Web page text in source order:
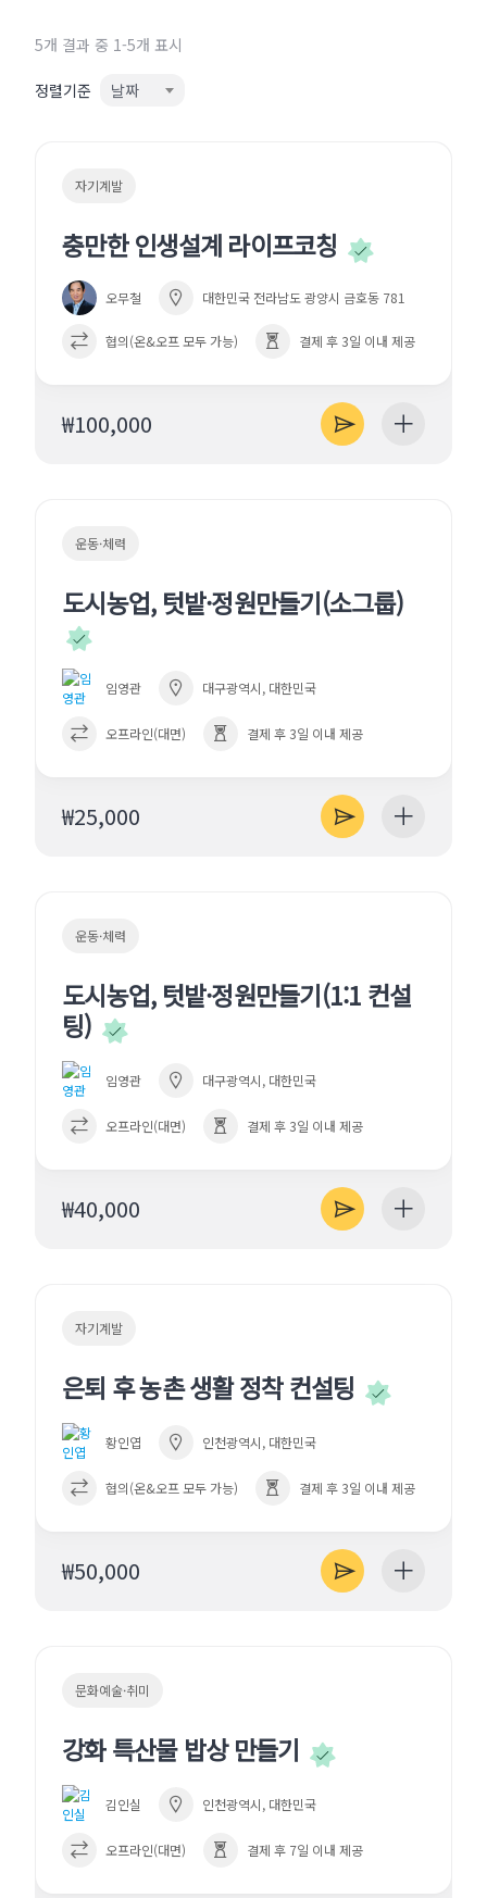
5개 결과 중 1-5개 표시
정렬기준 날짜
자기계발
충만한 인생설계 라이프코칭
오무철 대한민국 전라남도 광양시 금호동 781
협의(온&오프 모두 가능) 결제 후 3일 이내 제공
₩100,000
운동·체력
도시농업, 텃밭·정원만들기(소그룹)
임영관 대구광역시, 대한민국
오프라인(대면) 결제 후 3일 이내 제공
₩25,000
운동·체력
도시농업, 텃밭·정원만들기(1:1 컨설
팅)
임영관 대구광역시, 대한민국
오프라인(대면) 결제 후 3일 이내 제공
₩40,000
자기계발
은퇴 후 농촌 생활 정착 컨설팅
황인엽 인천광역시, 대한민국
협의(온&오프 모두 가능) 결제 후 3일 이내 제공
₩50,000
문화예술·취미
강화 특산물 밥상 만들기
김인실 인천광역시, 대한민국
오프라인(대면) 결제 후 7일 이내 제공